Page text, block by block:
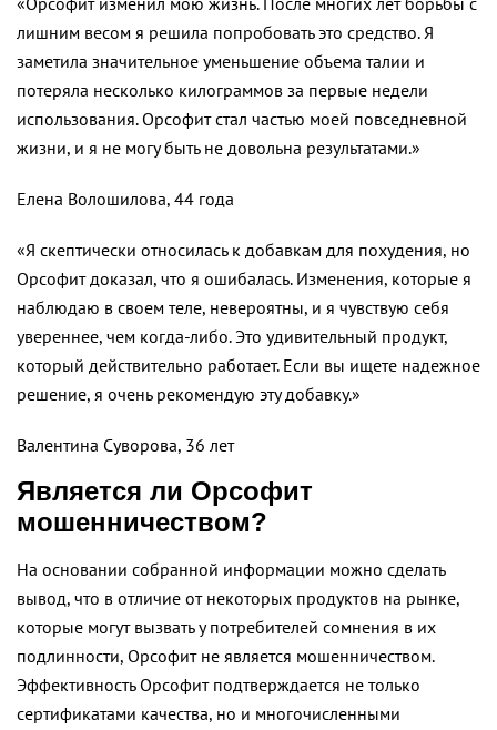
лишним весом я решила попробовать это средство. Я
заметила значительное уменьшение объема талии и
потеряла несколько килограммов за первые недели
использования. Орсофит стал частью моей повседневной
жизни, и я не могу быть не довольна результатами.»
Елена Волошилова, 44 года
«Я скептически относилась к добавкам для похудения, но
Орсофит доказал, что я ошибалась. Изменения, которые я
наблюдаю в своем теле, невероятны, и я чувствую себя
увереннее, чем когда-либо. Это удивительный продукт,
который действительно работает. Если вы ищете надежное
решение, я очень рекомендую эту добавку.»
Валентина Суворова, 36 лет
Является ли Орсофит
мошенничеством?
На основании собранной информации можно сделать
вывод, что в отличие от некоторых продуктов на рынке,
которые могут вызвать у потребителей сомнения в их
подлинности, Орсофит не является мошенничеством.
Эффективность Орсофит подтверждается не только
сертификатами качества, но и многочисленными